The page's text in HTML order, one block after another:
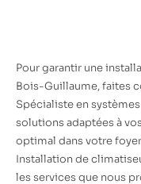
Pour garantir une
Bois-Guillaume, faites
Spécialiste en
solutions adaptées à
optimal dans votre
Installation de
les services que nous